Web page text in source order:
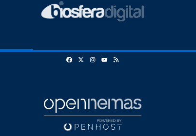
FacebookInstagram